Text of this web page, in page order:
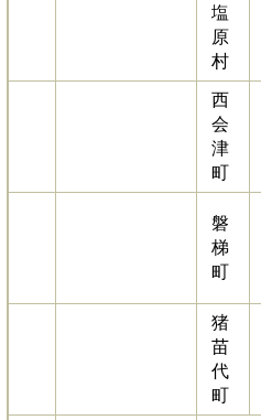
塩
原
村
西
会
津
町
磐
梯
町
猪
苗
代
町